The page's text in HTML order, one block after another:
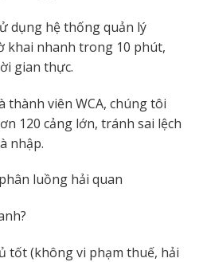
dụng hệ thống quản lý
khai nhanh trong 10 phút,
gian thực.
thành viên WCA, chúng tôi
120 cảng lớn, tránh sai lệch
nhập.
luồng hải quan
tốt (không vi phạm thuế, hải